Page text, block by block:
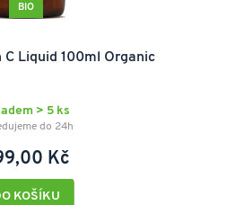
BIO
Liquid 100ml Organic
> 5 ks
do 24h
Kč
KOŠÍKU